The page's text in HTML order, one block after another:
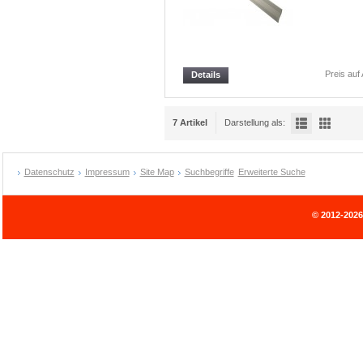
Preis auf
Details
7 Artikel Darstellung als:
Datenschutz Impressum Site Map Suchbegriffe Erweiterte Suche
© 2012-